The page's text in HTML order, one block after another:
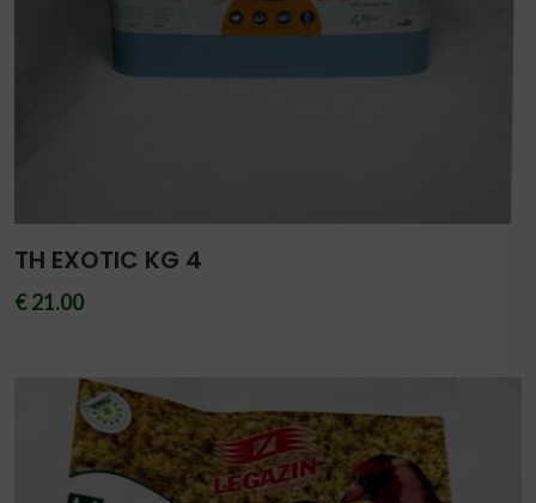
TH EXOTIC KG 4
€ 21.00